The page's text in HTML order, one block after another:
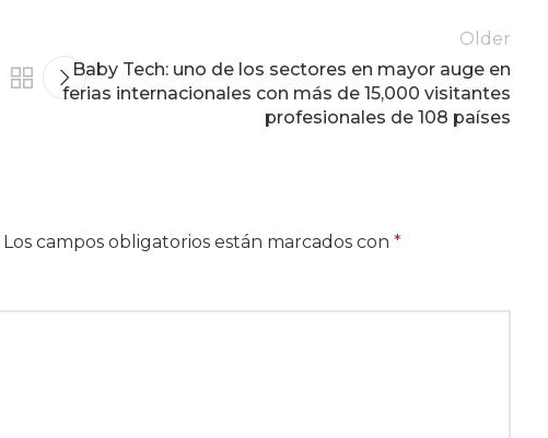
Older
Baby Tech: uno de los sectores en mayor auge en
ferias internacionales con más de 15,000 visitantes
profesionales de 108 países
Los campos obligatorios están marcados con *